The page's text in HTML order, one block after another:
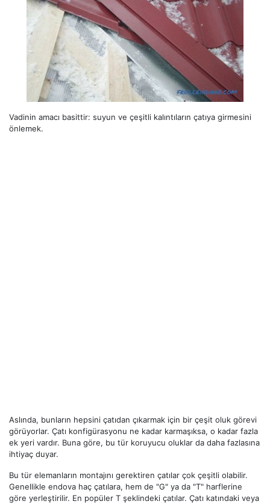
Vadinin amacı basittir: suyun ve çeşitli kalıntıların çatıya girmesini
önlemek.
Aslında, bunların hepsini çatıdan çıkarmak için bir çeşit oluk görevi
görüyorlar. Çatı konfigürasyonu ne kadar karmaşıksa, o kadar fazla
ek yeri vardır. Buna göre, bu tür koruyucu oluklar da daha fazlasına
ihtiyaç duyar.
Bu tür elemanların montajını gerektiren çatılar çok çeşitli olabilir.
Genellikle endova haç çatılara, hem de "G" ya da "T" harflerine
göre yerleştirilir. En popüler T şeklindeki çatılar. Çatı katındaki veya